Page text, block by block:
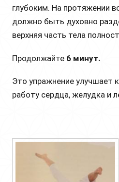
глубоким. На протяжении
должно быть духовно
верхняя часть тела
Продолжайте 6 минут.
Это упражнение улучшает
работу сердца, желудка и